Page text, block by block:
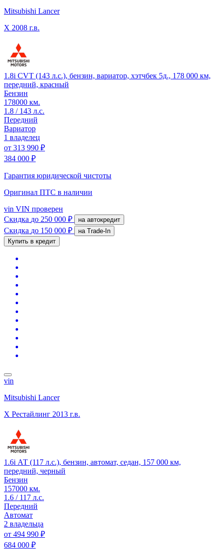
Mitsubishi Lancer
X 2008 г.в.
1.8i CVT (143 л.с.), бензин, вариатор, хэтчбек 5д., 178 000 км,
передний, красный
Бензин
178000 км.
1.8 / 143 л.с.
Передний
Вариатор
1 владелец
от 313 990 ₽
384 000 ₽
Гарантия юридической чистоты
Оригинал ПТС в наличии
vin VIN проверен
Скидка до 250 000 ₽ на автокредит
Скидка до 150 000 ₽
на Trade-In
Купить в кредит
vin
Mitsubishi Lancer
X Рестайлинг 2013 г.в.
1.6i АТ (117 л.с.), бензин, автомат, седан, 157 000 км,
передний, черный
Бензин
157000 км.
1.6 / 117 л.с.
Передний
Автомат
2 владельца
от 494 990 ₽
684 000 ₽